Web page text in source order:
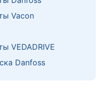
Vacon
VEDADRIVE
Danfoss